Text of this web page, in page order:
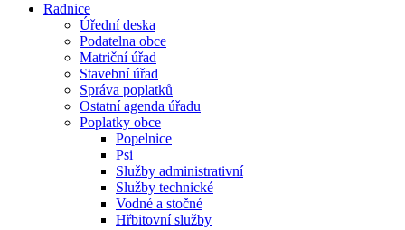
Radnice
Úřední deska
Podatelna obce
Matriční úřad
Stavební úřad
Správa poplatků
Ostatní agenda úřadu
Poplatky obce
Popelnice
Psi
Služby administrativní
Služby technické
Vodné a stočné
Hřbitovní služby